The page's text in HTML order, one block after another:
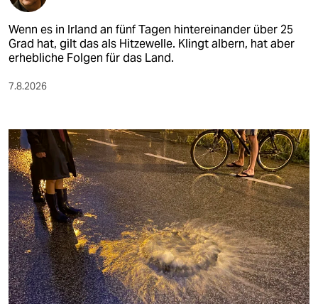
Wenn es in Irland an fünf Tagen hintereinander über 25
Grad hat, gilt das als Hitzewelle. Klingt albern, hat aber
erhebliche Folgen für das Land.
7.8.2026